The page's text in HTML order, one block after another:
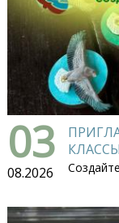
03
08.2026
КЛАССЫ